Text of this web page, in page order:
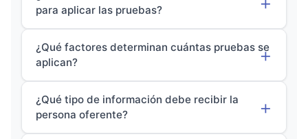
para aplicar las pruebas?
¿Qué factores determinan cuántas pruebas se
aplican?
¿Qué tipo de información debe recibir la
persona oferente?